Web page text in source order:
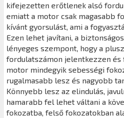
kifejezetten erőtlenek alsó
emiatt a motor csak magasabb
kívánt gyorsulást, ami a
Ezen lehet javítani, a
lényeges szempont, hogy a
fordulatszámon jelentkezzen és
motor mindegyik sebességi
rugalmasabb lesz és nagyobb
Könnyebb lesz az elindulás,
hamarabb fel lehet váltani a
fokozatba, felső fokozatokban